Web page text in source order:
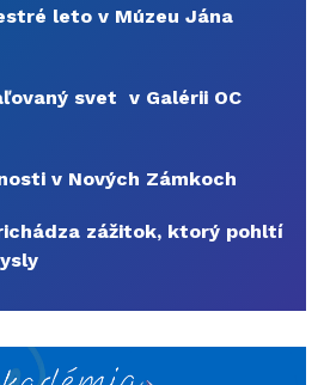
leto v Múzeu Jána
svet v Galérii OC
v Nových Zámkoch
zážitok, ktorý pohltí